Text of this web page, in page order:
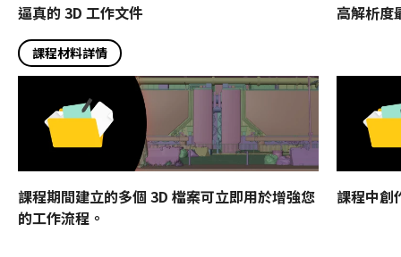
逼真的 3D 工作文件 高解析度
課程材料詳情
課程期間建立的多個 3D 檔案可立即用於增強您
的工作流程。
課程中創